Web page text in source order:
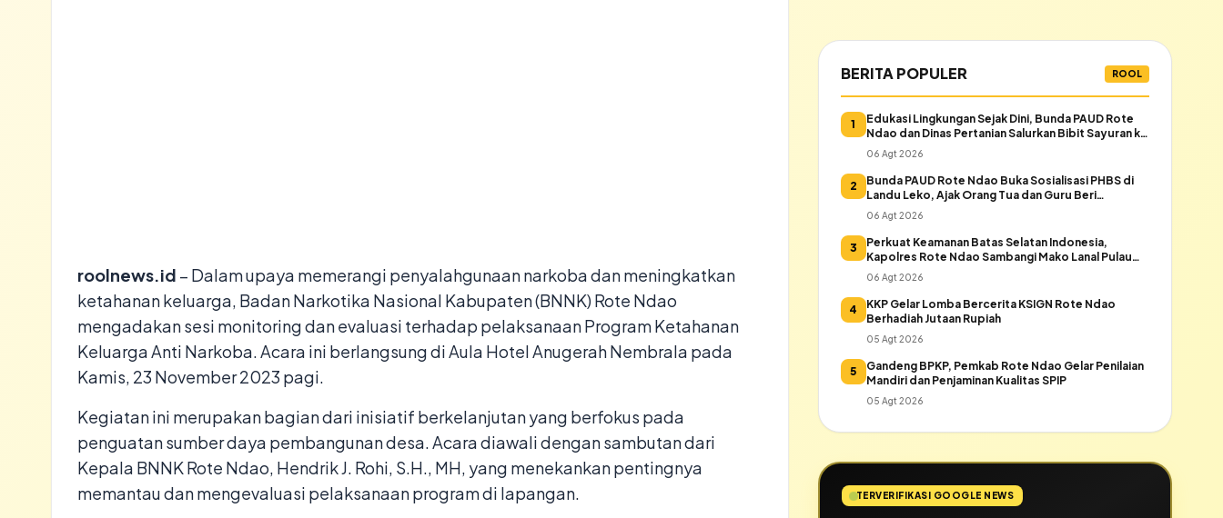
roolnews.id – Dalam upaya memerangi penyalahgunaan narkoba dan meningkatkan
ketahanan keluarga, Badan Narkotika Nasional Kabupaten (BNNK) Rote Ndao
mengadakan sesi monitoring dan evaluasi terhadap pelaksanaan Program Ketahanan
Keluarga Anti Narkoba. Acara ini berlangsung di Aula Hotel Anugerah Nembrala pada
Kamis, 23 November 2023 pagi.
Kegiatan ini merupakan bagian dari inisiatif berkelanjutan yang berfokus pada
penguatan sumber daya pembangunan desa. Acara diawali dengan sambutan dari
Kepala BNNK Rote Ndao, Hendrik J. Rohi, S.H., MH, yang menekankan pentingnya
memantau dan mengevaluasi pelaksanaan program di lapangan.
BERITA POPULER ROOL
1
Edukasi Lingkungan Sejak Dini, Bunda PAUD Rote
Ndao dan Dinas Pertanian Salurkan Bibit Sayuran ke
Warga Daeloni
06 Agt 2026
2
Bunda PAUD Rote Ndao Buka Sosialisasi PHBS di
Landu Leko, Ajak Orang Tua dan Guru Beri
Keteladanan
06 Agt 2026
3
Perkuat Keamanan Batas Selatan Indonesia,
Kapolres Rote Ndao Sambangi Mako Lanal Pulau
Rote
06 Agt 2026
4
KKP Gelar Lomba Bercerita KSIGN Rote Ndao
Berhadiah Jutaan Rupiah
05 Agt 2026
5
Gandeng BPKP, Pemkab Rote Ndao Gelar Penilaian
Mandiri dan Penjaminan Kualitas SPIP
05 Agt 2026
TERVERIFIKASI GOOGLE NEWS